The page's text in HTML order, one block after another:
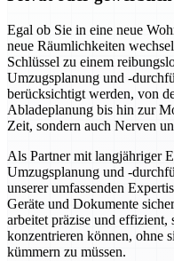
Egal ob Sie in eine neue
neue Räumlichkeiten
Schlüssel zu einem
Umzugsplanung und -
berücksichtigt werden, von
Abladeplanung bis hin zur
Zeit, sondern auch Nerven
Als Partner mit langjähriger
Umzugsplanung und -
unserer umfassenden
Geräte und Dokumente
arbeitet präzise und effizient,
konzentrieren können, ohne
kümmern zu müssen.